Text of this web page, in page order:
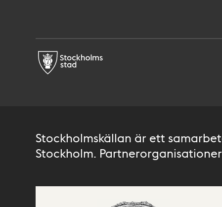
Stockholmskällan är ett
Stockholm.